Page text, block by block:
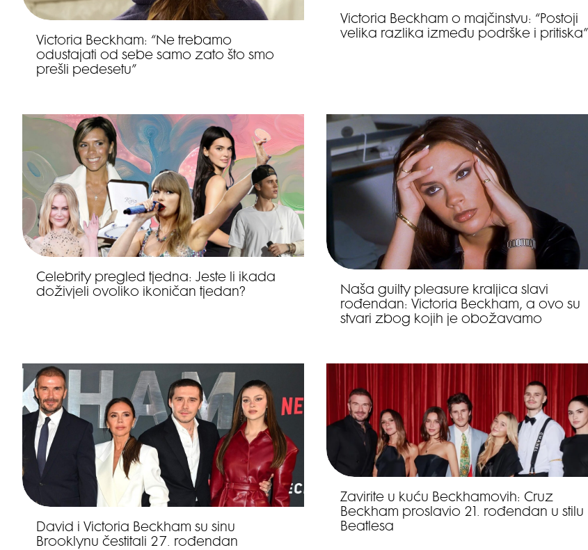
Victoria Beckham: “Ne trebamo
odustajati od sebe samo zato što smo
prešli pedesetu”
Victoria Beckham o majčinstvu: “Postoji
velika razlika između podrške i pritiska”
Celebrity pregled tjedna: Jeste li ikada
doživjeli ovoliko ikoničan tjedan?
Naša guilty pleasure kraljica slavi
rođendan: Victoria Beckham, a ovo su
stvari zbog kojih je obožavamo
David i Victoria Beckham su sinu
Brooklynu čestitali 27. rođendan
Zavirite u kuću Beckhamovih: Cruz
Beckham proslavio 21. rođendan u stilu
Beatlesa